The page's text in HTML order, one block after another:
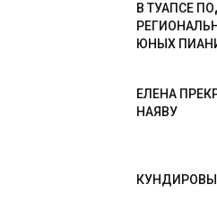
В ТУАПСЕ
ЮНЫХ
ЕЛЕНА
НАЯВУ
КУНДИРОВЫ